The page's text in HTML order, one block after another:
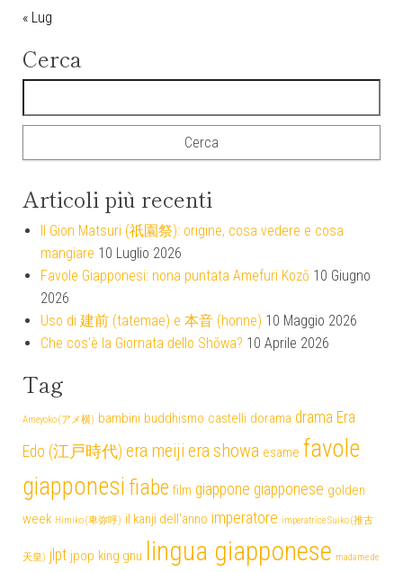
« Lug
Cerca
Articoli più recenti
Il Gion Matsuri (祇園祭): origine, cosa vedere e cosa
mangiare 10 Luglio 2026
Favole Giapponesi: nona puntata Amefuri Kozō 10 Giugno
2026
Uso di 建前 (tatemae) e 本音 (honne) 10 Maggio 2026
Che cos’è la Giornata dello Shōwa? 10 Aprile 2026
Tag
Ameyoko (アメ横) bambini buddhismo castelli dorama drama Era
Edo (江戸時代) era meiji era showa esame favole
giapponesi fiabe film giappone giapponese golden
week Himiko (卑弥呼) il kanji dell'anno imperatore imperatrice Suiko (推古
天皇) jlpt jpop king gnu lingua giapponese madame de